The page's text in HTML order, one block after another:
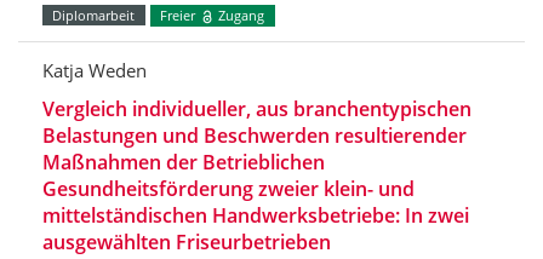
Diplomarbeit Freier Zugang
Katja Weden
Vergleich individueller, aus branchentypischen
Belastungen und Beschwerden resultierender
Maßnahmen der Betrieblichen
Gesundheitsförderung zweier klein- und
mittelständischen Handwerksbetriebe: In zwei
ausgewählten Friseurbetrieben